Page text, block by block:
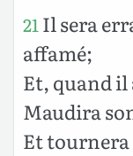
21 Il sera
affamé;
Et, quand
Maudira
Et tournera